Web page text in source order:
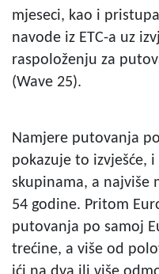
mjeseci, kao i
navode iz ETC-a uz
raspoloženju za
(Wave 25).
Namjere putovanja
pokazuje to izvješće,
skupinama, a najviše
54 godine. Pritom
putovanja po samoj
trećine, a više od